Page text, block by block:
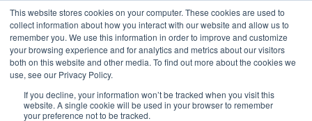
This website stores cookies on your computer. These cookies are used to
collect information about how you interact with our website and allow us to
remember you. We use this information in order to improve and customize
your browsing experience and for analytics and metrics about our visitors
both on this website and other media. To find out more about the cookies we
use, see our Privacy Policy.
If you decline, your information won’t be tracked when you visit this
website. A single cookie will be used in your browser to remember
your preference not to be tracked.
content
NEUE FLOTTE: 3,5 MW / MVA-Ladebänke verfügbar,
weitere Informationen finden Sie hier.
KONTAKT
Toggle
Search
for: